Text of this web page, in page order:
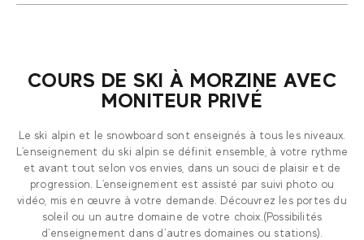
COURS DE SKI À MORZINE AVEC
MONITEUR PRIVÉ
Le ski alpin et le snowboard sont enseignés à tous les niveaux.
L'enseignement du ski alpin se définit ensemble, à votre rythme
et avant tout selon vos envies, dans un souci de plaisir et de
progression. L'enseignement est assisté par suivi photo ou
vidéo, mis en œuvre à votre demande. Découvrez les portes du
soleil ou un autre domaine de votre choix.(Possibilités
d’enseignement dans d’autres domaines ou stations).